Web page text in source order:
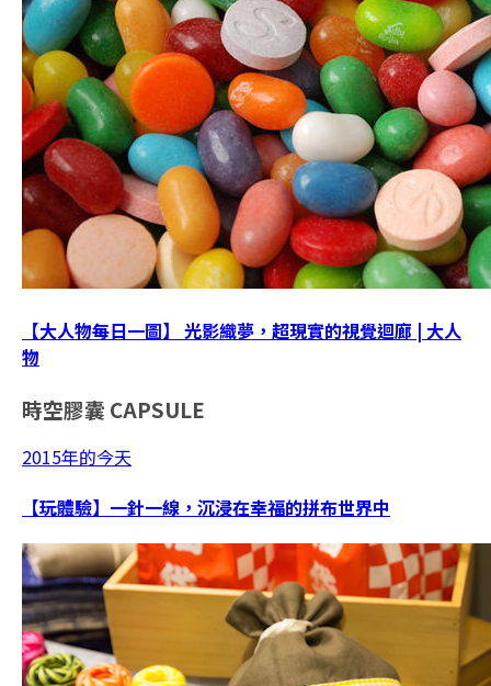
【大人物每日一圖】 光影織夢，超現實的視覺迴廊 | 大人
物
時空膠囊 CAPSULE
2015年的今天
【玩體驗】一針一線，沉浸在幸福的拼布世界中